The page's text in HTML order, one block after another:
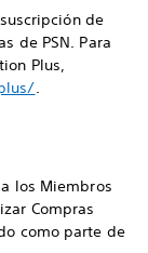
de
de PSN. Para
Plus,
.
los Miembros
Compras
como parte de